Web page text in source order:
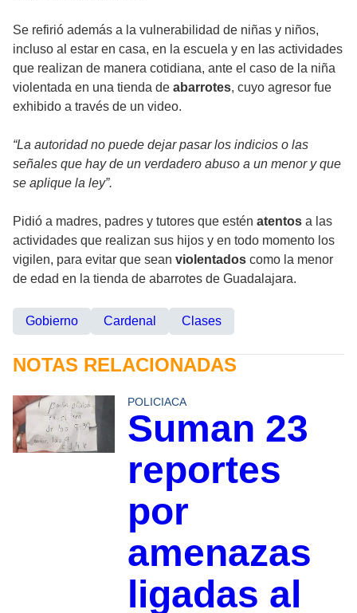
Se refirió además a la vulnerabilidad de niñas y niños,
incluso al estar en casa, en la escuela y en las actividades
que realizan de manera cotidiana, ante el caso de la niña
violentada en una tienda de abarrotes, cuyo agresor fue
exhibido a través de un video.
“La autoridad no puede dejar pasar los indicios o las
señales que hay de un verdadero abuso a un menor y que
se aplique la ley”.
Pidió a madres, padres y tutores que estén atentos a las
actividades que realizan sus hijos y en todo momento los
vigilen, para evitar que sean violentados como la menor
de edad en la tienda de abarrotes de Guadalajara.
Gobierno Cardenal Clases
NOTAS RELACIONADAS
POLICIACA
Suman 23
reportes
por
amenazas
ligadas al